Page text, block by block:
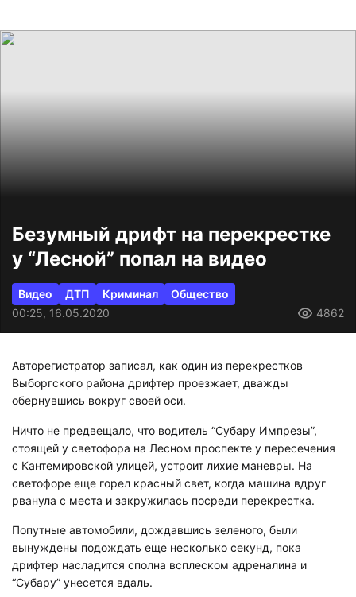
Безумный дрифт на перекрестке
у “Лесной” попал на видео
Видео ДТП Криминал
Общество
00:25, 16.05.2020
4862
Авторегистратор записал, как один из перекрестков
Выборгского района дрифтер проезжает, дважды
обернувшись вокруг своей оси.
Ничто не предвещало, что водитель “Субару Импрезы”,
стоящей у светофора на Лесном проспекте у пересечения
с Кантемировской улицей, устроит лихие маневры. На
светофоре еще горел красный свет, когда машина вдруг
рванула с места и закружилась посреди перекрестка.
Попутные автомобили, дождавшись зеленого, были
вынуждены подождать еще несколько секунд, пока
дрифтер насладится сполна всплеском адреналина и
“Субару” унесется вдаль.